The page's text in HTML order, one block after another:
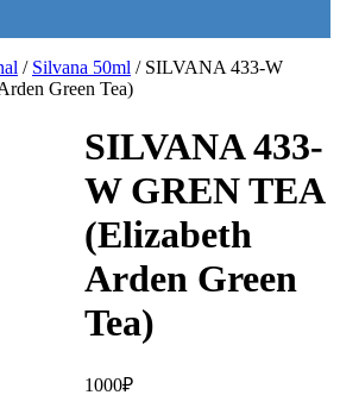
/ Silvana 50ml / SILVANA 433-W
Green Tea)
SILVANA 433-
W GREN TEA
(Elizabeth
Arden Green
Tea)
1000₽